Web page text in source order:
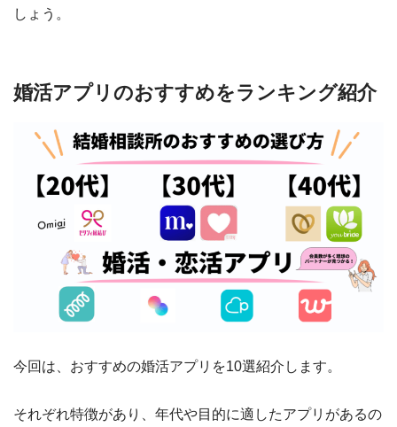
しょう。
婚活アプリのおすすめをランキング紹介
今回は、おすすめの婚活アプリを10選紹介します。
それぞれ特徴があり、年代や目的に適したアプリがあるの